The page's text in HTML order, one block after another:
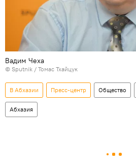
Вадим Чеха
© Sputnik / Томас Тхайцук
В Абхазии Пресс-центр Общество
Абхазия